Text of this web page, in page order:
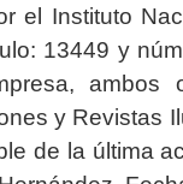
el Instituto
13449 y
ambos
y Revistas
de la última